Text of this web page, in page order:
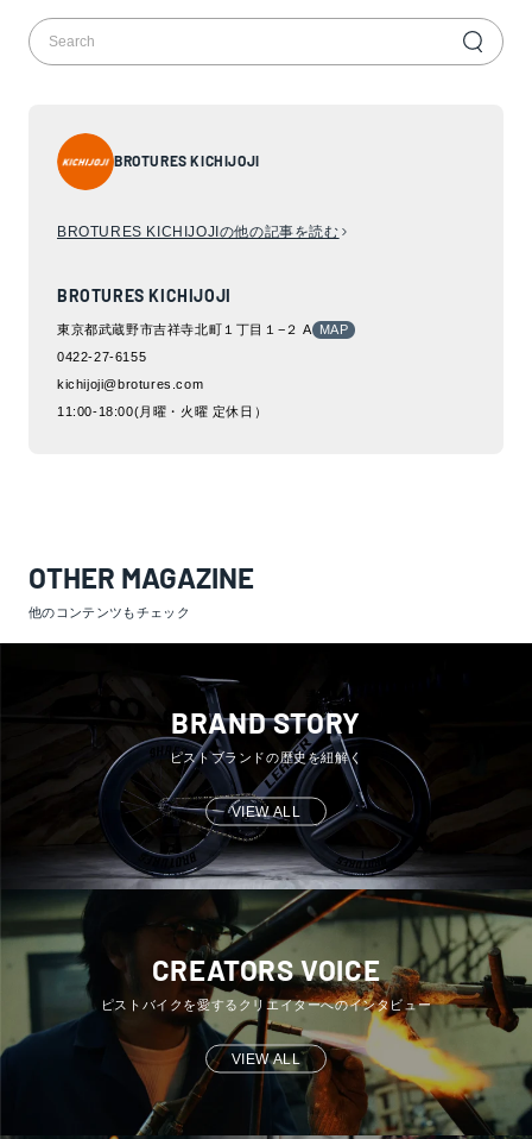
BROTURES KICHIJOJI
BROTURES KICHIJOJIの他の記事を読む
BROTURES KICHIJOJI
東京都武蔵野市吉祥寺北町１丁目１−２ A MAP
0422-27-6155
kichijoji@brotures.com
11:00-18:00(月曜・火曜 定休日）
OTHER MAGAZINE
他のコンテンツもチェック
BRAND STORY
ピストブランドの歴史を紐解く
VIEW ALL
CREATORS VOICE
ピストバイクを愛するクリエイターへのインタビュー
VIEW ALL